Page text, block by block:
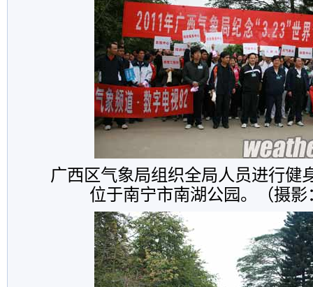
广西区气象局组织全局人员进行健
位于南宁市南湖公园。（摄影